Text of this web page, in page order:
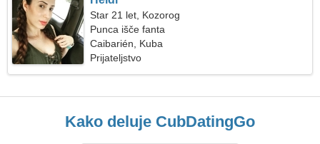
Star 21 let, Kozorog
Punca išče fanta
Caibarién, Kuba
Prijateljstvo
Kako deluje CubDatingGo